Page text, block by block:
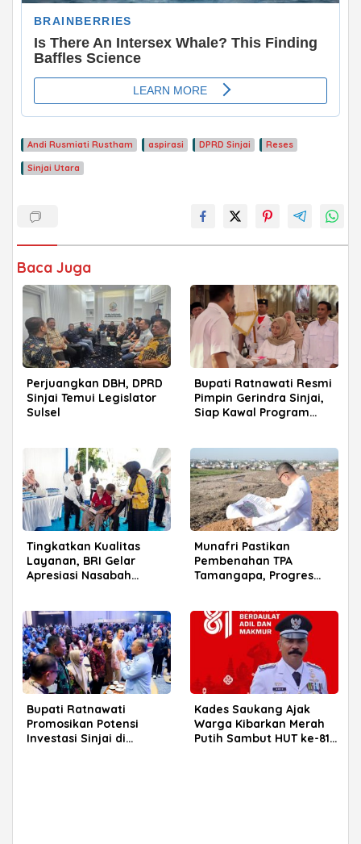
Andi Rusmiati Rustham aspirasi DPRD Sinjai Reses
Sinjai Utara
Baca Juga
Perjuangkan DBH, DPRD
Sinjai Temui Legislator
Sulsel
Bupati Ratnawati Resmi
Pimpin Gerindra Sinjai,
Siap Kawal Program
Tingkatkan Kualitas
Layanan, BRI Gelar
Apresiasi Nasabah
Munafri Pastikan
Pembenahan TPA
Tamangapa, Progres
Bupati Ratnawati
Promosikan Potensi
Investasi Sinjai di
Kades Saukang Ajak
Warga Kibarkan Merah
Putih Sambut HUT ke-81